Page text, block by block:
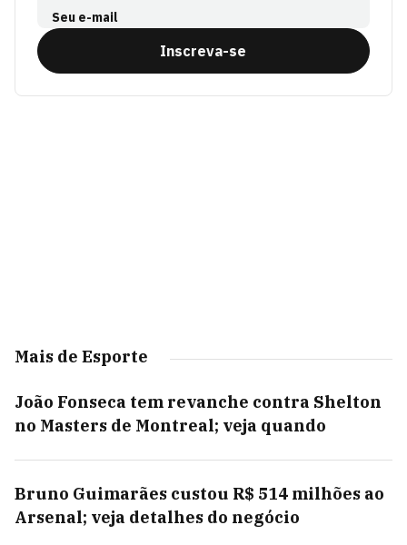
Seu e-mail
Inscreva-se
Mais de Esporte
João Fonseca tem revanche contra Shelton
no Masters de Montreal; veja quando
Bruno Guimarães custou R$ 514 milhões ao
Arsenal; veja detalhes do negócio